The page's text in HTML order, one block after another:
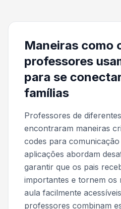
Maneiras como
professores
para se
famílias
Professores de
encontraram maneiras
codes para
aplicações abordam
garantir que os pais
importantes e tornem os
aula facilmente
professores combinam